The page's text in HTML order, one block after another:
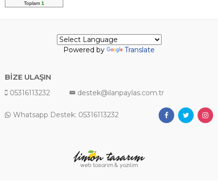
Toplam 1
Powered by Translate
BİZE ULAŞIN
05316113232 destek@ilanpaylas.com.tr
Whatsapp Destek: 05316113232